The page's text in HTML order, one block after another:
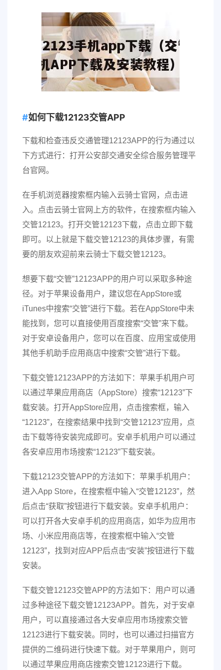
如何下载12123交管APP
下载和检查违反交通管理12123APP的行为通过以
下方式进行：打开公安部交通安全综合服务管理平
台官网。
在手机浏览器搜索框内输入云骑士官网，点击进
入。点击云骑士官网上方的软件，在搜索框内输入
交管12123。打开交管12123下载，点击立即下载
即可。以上就是下载交管12123的具体步骤，有需
要的朋友欢迎前来云骑士下载交管12123。
想要下载“交管”12123APP的用户可以采取多种途
径。对于苹果设备用户，建议您在AppStore或
iTunes中搜索“交管”进行下载。若在AppStore中未
能找到，您可以直接使用百度搜索“交管”来下载。
对于安卓设备用户，您可以在百度、应用宝或使用
其他手机助手应用商店中搜索“交管”进行下载。
下载交管12123APP的方法如下：苹果手机用户可
以通过苹果应用商店（AppStore）搜索“12123”下
载安装。打开AppStore应用，点击搜索框，输入
“12123”，在搜索结果中找到“交管12123”应用，点
击下载等待安装完成即可。安卓手机用户可以通过
各安卓应用市场搜索“12123”下载安装。
下载12123交管APP的方法如下：苹果手机用户：
进入App Store，在搜索框中输入“交管12123”，然
后点击“获取”按钮进行下载安装。安卓手机用户：
可以打开各大安卓手机的应用商店，如华为应用市
场、小米应用商店等，在搜索框中输入“交管
12123”，找到对应APP后点击“安装”按钮进行下载
安装。
下载交管12123交管APP的方法如下：用户可以通
过多种途径下载交管12123APP。首先，对于安卓
用户，可以直接通过各大安卓应用市场搜索交管
12123进行下载安装。同时，也可以通过扫描官方
提供的二维码进行快速下载。对于苹果用户，则可
以通过苹果应用商店搜索交管12123进行下载。